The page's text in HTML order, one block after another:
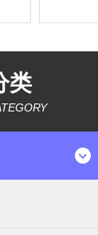
类